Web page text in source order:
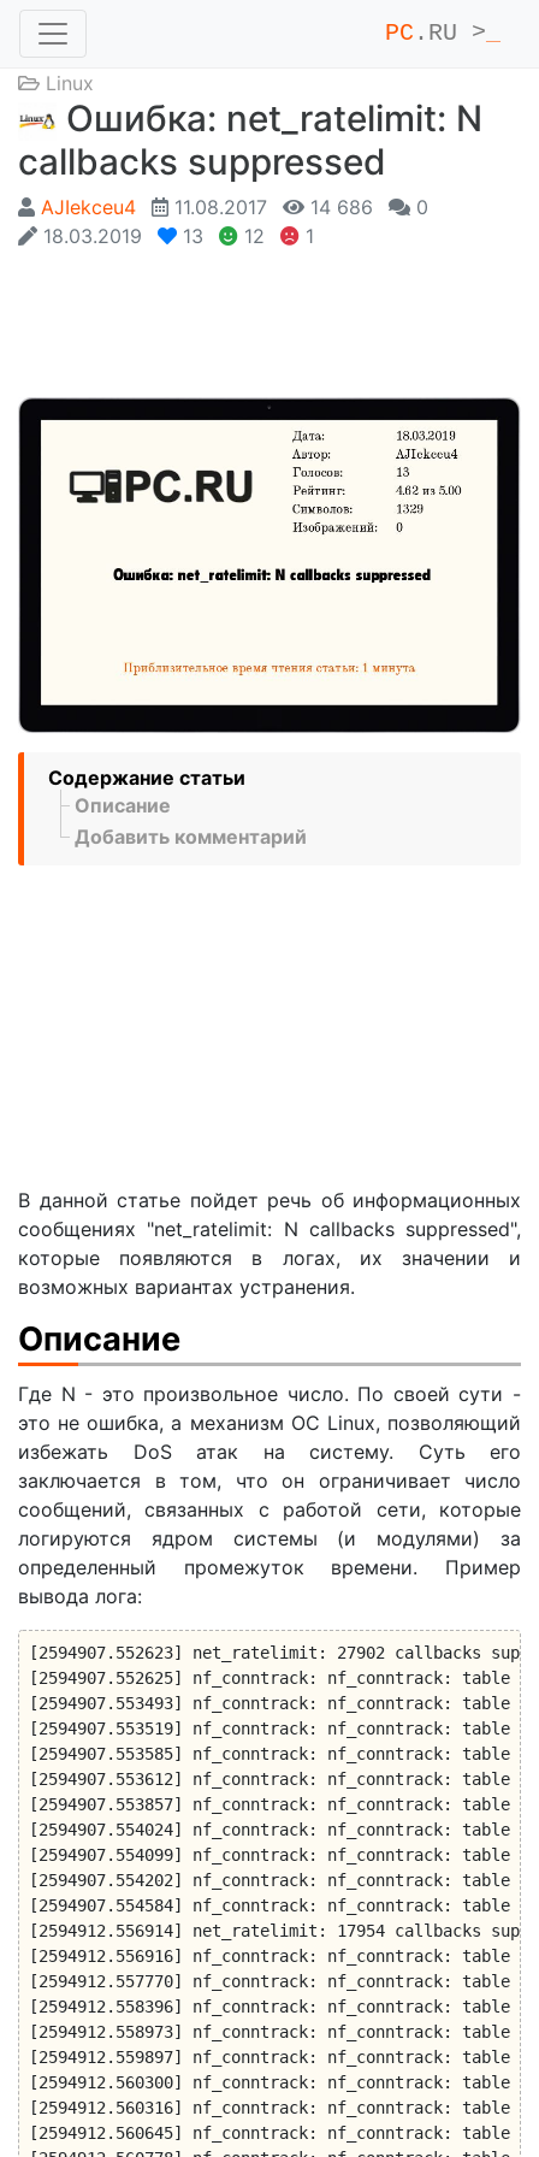
PC .RU >
Linux
Ошибка: net_ratelimit: N
callbacks suppressed
AJIekceu4 11.08.2017 14 686
0
18.03.2019
13 12 1
Содержание статьи
Описание
Добавить комментарий
В данной статье пойдет речь об информационных
сообщениях "net_ratelimit: N callbacks suppressed",
которые появляются в логах, их значении и
возможных вариантах устранения.
Описание
Где N - это произвольное число. По своей сути -
это не ошибка, а механизм ОС Linux, позволяющий
избежать DoS атак на систему. Суть его
заключается в том, что он ограничивает число
сообщений, связанных с работой сети, которые
логируются ядром системы (и модулями) за
определенный промежуток времени. Пример
вывода лога:
[2594907.552623] net_ratelimit: 27902 callbacks
[2594907.552625] nf_conntrack: nf_conntrack: table
[2594907.553493] nf_conntrack: nf_conntrack: table
[2594907.553519] nf_conntrack: nf_conntrack: table
[2594907.553585] nf_conntrack: nf_conntrack: table
[2594907.553612] nf_conntrack: nf_conntrack: table
[2594907.553857] nf_conntrack: nf_conntrack: table
[2594907.554024] nf_conntrack: nf_conntrack: table
[2594907.554099] nf_conntrack: nf_conntrack: table
[2594907.554202] nf_conntrack: nf_conntrack: table
[2594907.554584] nf_conntrack: nf_conntrack: table
[2594912.556914] net_ratelimit: 17954 callbacks
[2594912.556916] nf_conntrack: nf_conntrack: table
[2594912.557770] nf_conntrack: nf_conntrack: table
[2594912.558396] nf_conntrack: nf_conntrack: table
[2594912.558973] nf_conntrack: nf_conntrack: table
[2594912.559897] nf_conntrack: nf_conntrack: table
[2594912.560300] nf_conntrack: nf_conntrack: table
[2594912.560316] nf_conntrack: nf_conntrack: table
[2594912.560645] nf_conntrack: nf_conntrack: table